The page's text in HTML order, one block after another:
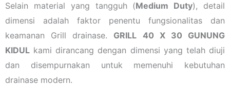
Selain material yang tangguh (Medium Duty), detail
dimensi adalah faktor penentu fungsionalitas dan
keamanan Grill drainase. GRILL 40 X 30 GUNUNG
KIDUL kami dirancang dengan dimensi yang telah diuji
dan disempurnakan untuk memenuhi kebutuhan
drainase modern.